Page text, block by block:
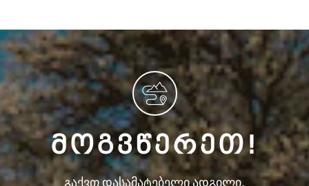
ᲛᲝᲒᲕᲬᲔᲠᲔᲗ!
გაქვთ დასამატებელი ადგილი,